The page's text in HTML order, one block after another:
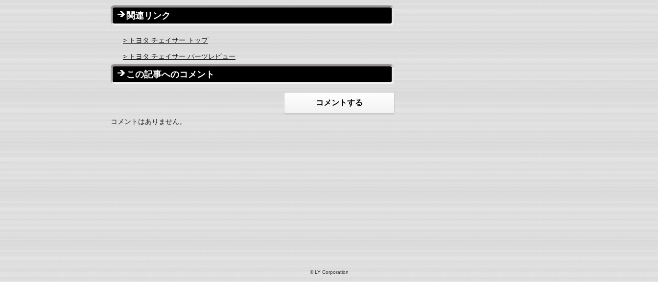
関連リンク
> トヨタ チェイサー トップ
> トヨタ チェイサー パーツレビュー
この記事へのコメント
コメントする
コメントはありません。
© LY Corporation